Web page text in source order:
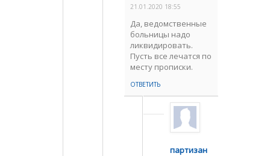
21.01.2020 18:55
Да, ведомственные
больницы надо
ликвидировать.
Пусть все лечатся по
месту прописки.
ОТВЕТИТЬ
партизан